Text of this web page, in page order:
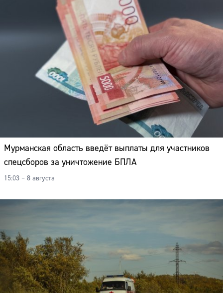
Мурманская область введёт выплаты для участников
спецсборов за уничтожение БПЛА
15:03 – 8 августа